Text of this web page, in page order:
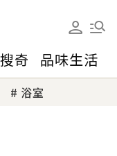
奇 品味生活
浴室